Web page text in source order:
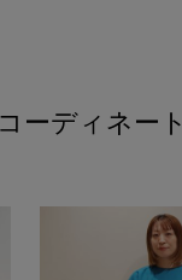
ーディネート